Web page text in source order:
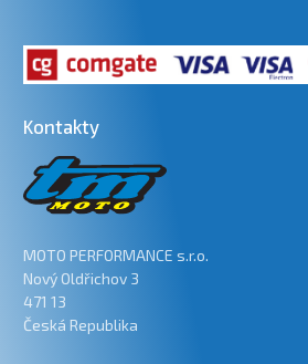
Kontakty
MOTO PERFORMANCE s.r.o.
Nový Oldřichov 3
471 13
Česká Republika